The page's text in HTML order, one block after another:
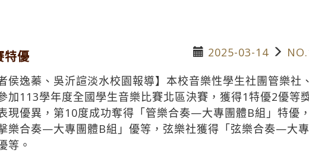
特優 2025-03-14
者侯逸蓁、吳沂諠淡水校園報導】本校音樂性學生社團管樂社
加113學年度全國學生音樂比賽北區決賽，獲得1特優2優等
現優異，第10度成功奪得「管樂合奏—大專團體B組」特優
擊樂合奏—大專團體B組」優等，弦樂社獲得「弦樂合奏—大
等。